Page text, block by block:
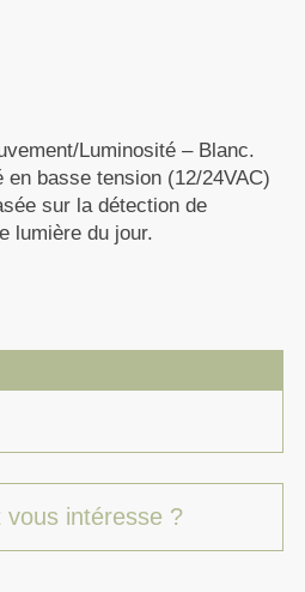
Luminosité – Blanc.
basse tension (12/24VAC)
sur la détection de
lumière du jour.
vous intéresse ?